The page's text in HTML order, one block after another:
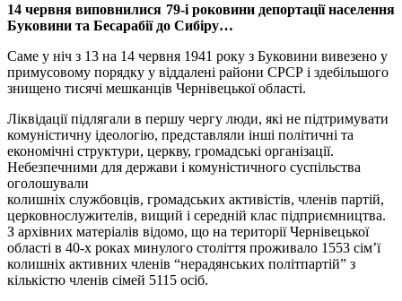
14 червня виповнилися 79-і роковини депортації населення
Буковини та Бесарабії до Сибіру…
Саме у ніч з 13 на 14 червня 1941 року з Буковини вивезено у
примусовому порядку у віддалені райони СРСР і здебільшого
знищено тисячі мешканців Чернівецької області.
Ліквідації підлягали в першу чергу люди, які не підтримувати
комуністичну ідеологію, представляли інші політичні та
економічні структури, церкву, громадські організації.
Небезпечними для держави і комуністичного суспільства
оголошували
колишніх службовців, громадських активістів, членів партій,
церковнослужителів, вищий і середній клас підприємництва.
З архівних матеріалів відомо, що на території Чернівецької
області в 40-х роках минулого століття проживало 1553 сім’ї
колишніх активних членів “нерадянських політпартій” з
кількістю членів сімей 5115 осіб.